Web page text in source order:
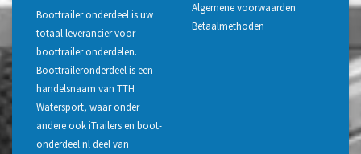
Boottrailer onderdeel is uw
totaal leverancier voor
boottrailer onderdelen.
Boottraileronderdeel is een
handelsnaam van TTH
Watersport, waar onder
andere ook iTrailers en boot-
onderdeel.nl deel van
Algemene voorwaarden
Betaalmethoden